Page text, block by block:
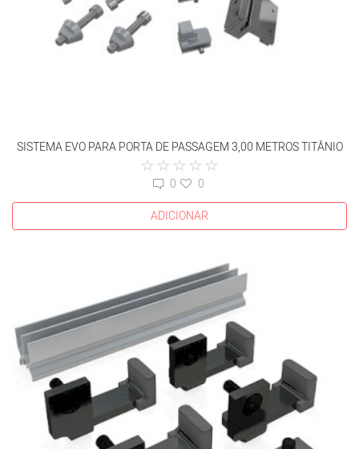
SISTEMA EVO PARA PORTA DE PASSAGEM 3,00 METROS TITÂNIO
0
0
ADICIONAR